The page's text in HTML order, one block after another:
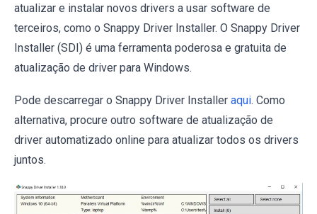
atualizar e instalar novos drivers a usar software de
terceiros, como o Snappy Driver Installer. O Snappy Driver
Installer (SDI) é uma ferramenta poderosa e gratuita de
atualização de driver para Windows.
Pode descarregar o Snappy Driver Installer aqui. Como
alternativa, procure outro software de atualização de
driver automatizado online para atualizar todos os drivers
juntos.